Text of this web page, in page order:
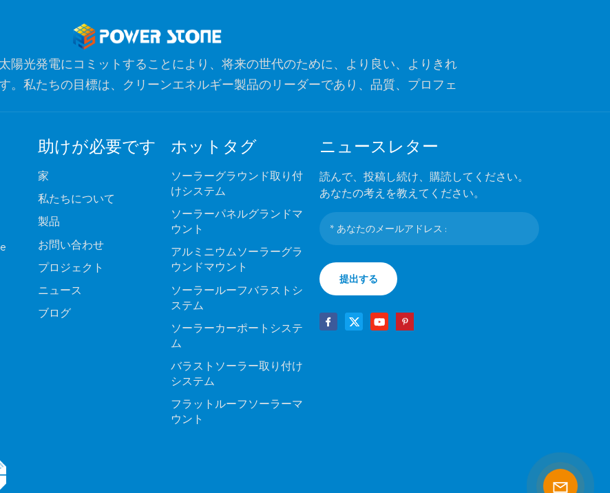
陽光発電にコミットすることにより、将来の世代のために、より良い、よりきれ
。私たちの目標は、クリーンエネルギー製品のリーダーであり、品質、プロフェ
助けが必要です
家
私たちについて
製品
お問い合わせ
プロジェクト
ニュース
ブログ
ホットタグ
ソーラーグラウンド取り付
けシステム
ソーラーパネルグランドマ
ウント
アルミニウムソーラーグラ
ウンドマウント
ソーラールーフバラストシ
ステム
ソーラーカーポートシステ
ム
バラストソーラー取り付け
システム
フラットルーフソーラーマ
ウント
ニュースレター
読んで、投稿し続け、購読してください。
あなたの考えを教えてください。
提出する